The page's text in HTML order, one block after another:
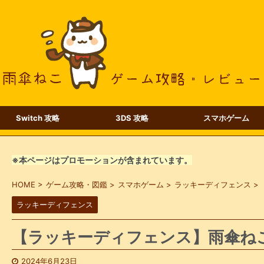
Switch 攻略 3DS 攻略 スマホゲーム
※本ページはプロモーションが含まれています。
HOME > ゲーム攻略・図鑑 > スマホゲーム > ラッキーディフェンス >
ラッキーディフェンス
【ラッキーディフェンス】雨傘ね
2024年6月23日